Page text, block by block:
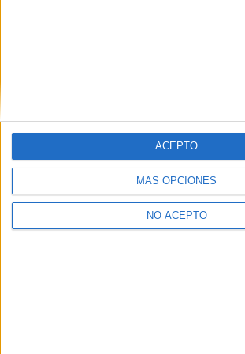
MÁS OPCIONES
NO ACEPTO
ACEPTO
Inicie sesiónoregístrese